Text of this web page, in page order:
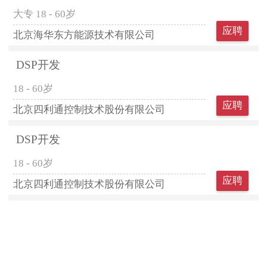
大专 18 - 60岁
北京海华东方能源技术有限公司
应聘
DSP开发
18 - 60岁
北京四利通控制技术股份有限公司
应聘
DSP开发
18 - 60岁
北京四利通控制技术股份有限公司
应聘